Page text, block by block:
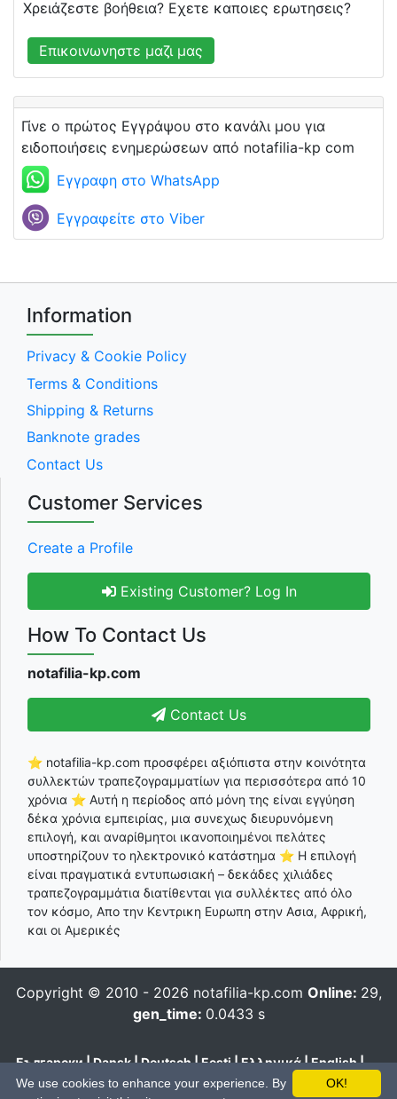
Χρειάζεστε βοήθεια? Εχετε καποιες ερωτησεις?
Επικοινωνηστε μαζι μας
Γίνε ο πρώτος Εγγράψου στο κανάλι μου για
ειδοποιήσεις ενημερώσεων από notafilia-kp com
Εγγραφη στο WhatsApp
Εγγραφείτε στο Viber
Information
Privacy & Cookie Policy
Terms & Conditions
Shipping & Returns
Banknote grades
Contact Us
Customer Services
Create a Profile
Existing Customer? Log In
How To Contact Us
notafilia-kp.com
Contact Us
⭐ notafilia-kp.com προσφέρει αξιόπιστα στην κοινότητα
συλλεκτών τραπεζογραμματίων για περισσότερα από 10
χρόνια ⭐ Αυτή η περίοδος από μόνη της είναι εγγύηση
δέκα χρόνια εμπειρίας, μια συνεχως διευρυνόμενη
επιλογή, και αναρίθμητοι ικανοποιημένοι πελάτες
υποστηρίζουν το ηλεκτρονικό κατάστημα ⭐ Η επιλογή
είναι πραγματικά εντυπωσιακή – δεκάδες χιλιάδες
τραπεζογραμμάτια διατίθενται για συλλέκτες από όλο
τον κόσμο, Απο την Κεντρικη Ευρωπη στην Ασια, Αφρική,
και οι Αμερικές
Copyright © 2010 - 2026 notafilia-kp.com Online: 29,
gen_time: 0.0433 s
Български|Dansk|Deutsch|Eesti|Ελληνικά|English|
Español|Français|Hrvatski|Italiano|Latviešu Lietuvių
OK!
We use cookies to enhance your experience. By